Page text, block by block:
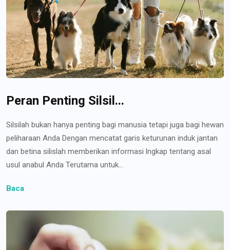
Peran Penting Silsil...
Silsilah bukan hanya penting bagi manusia tetapi juga bagi hewan
peliharaan Anda Dengan mencatat garis keturunan induk jantan
dan betina silislah memberikan informasi lngkap tentang asal
usul anabul Anda Terutama untuk...
Baca